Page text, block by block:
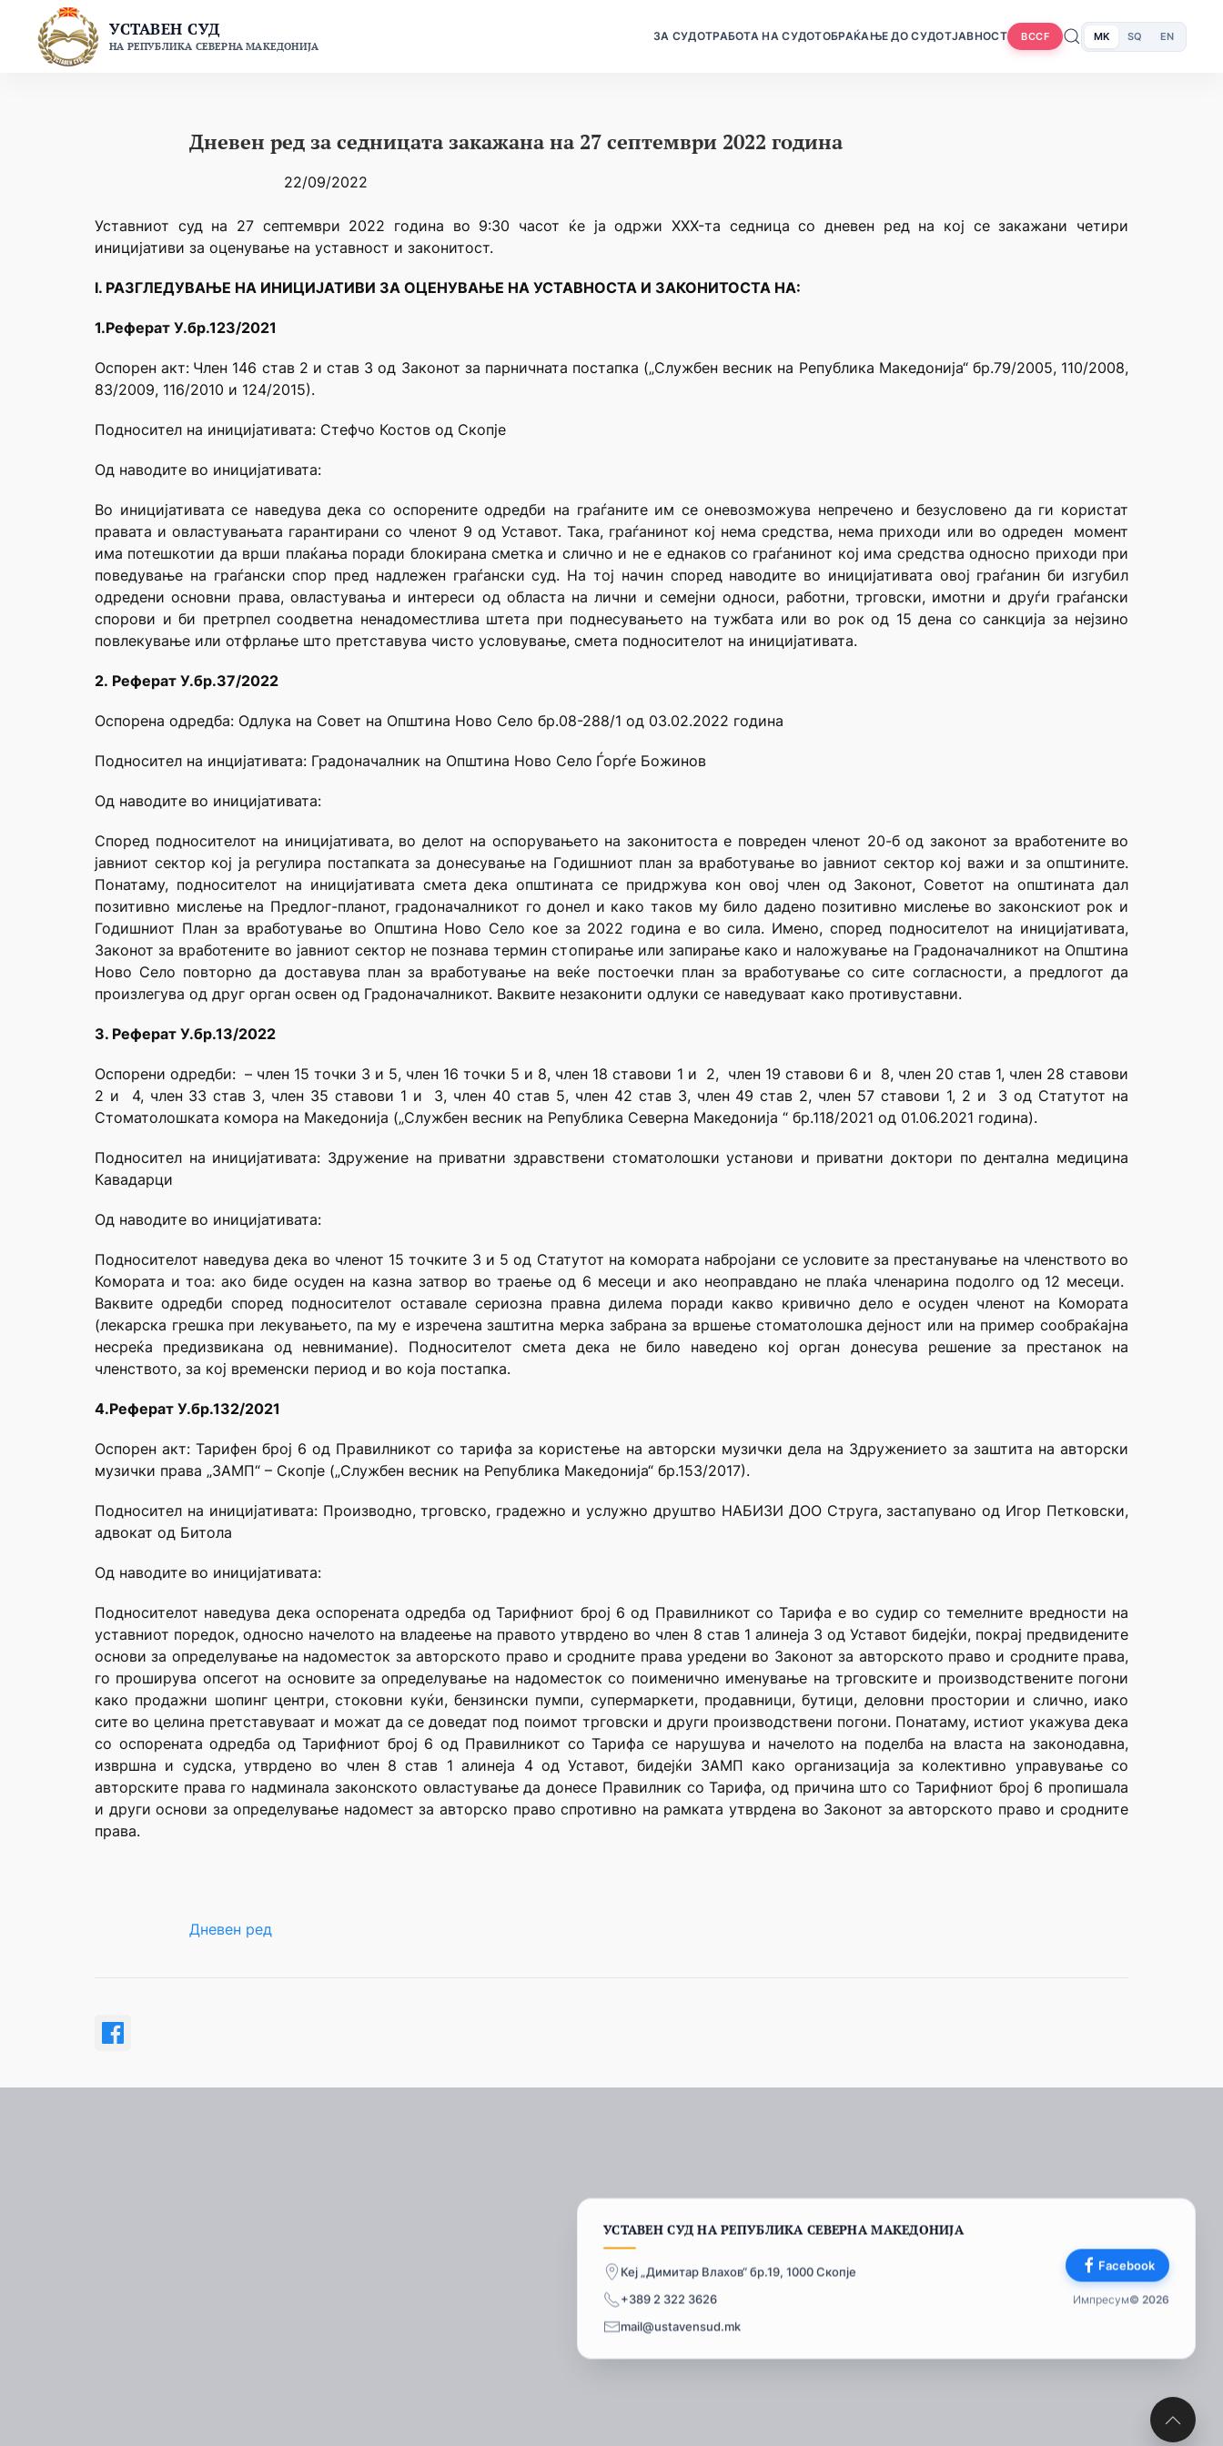
content
УСТАВЕН СУД
НА РЕПУБЛИКА СЕВЕРНА МАКЕДОНИЈА
ЗА СУДОТРАБОТА НА СУДОТОБРАЌАЊЕ ДО СУДОТЈАВНОСТ BCCF MK SQ EN
Дневен ред за седницата закажана на 27 септември 2022 година
22/09/2022
Уставниот суд на 27 септември 2022 година во 9:30 часот ќе ја одржи XXX-та седница со дневен ред на кој се закажани четири
иницијативи за оценување на уставност и законитост.
I. РАЗГЛЕДУВАЊЕ НА ИНИЦИЈАТИВИ ЗА ОЦЕНУВАЊЕ НА УСТАВНОСТА И ЗАКОНИТОСТА НА:
1.Реферат У.бр.123/2021
Оспорен акт: Член 146 став 2 и став 3 од Законот за парничната постапка („Службен весник на Република Македонија“ бр.79/2005, 110/2008,
83/2009, 116/2010 и 124/2015).
Подносител на иницијативата: Стефчо Костов од Скопје
Од наводите во иницијативата:
Во иницијативата се наведува дека со оспорените одредби на граѓаните им се оневозможува непречено и безусловено да ги користат
правата и овластувањата гарантирани со членот 9 од Уставот. Така, граѓанинот кој нема средства, нема приходи или во одреден момент
има потешкотии да врши плаќања поради блокирана сметка и слично и не е еднаков со граѓанинот кој има средства односно приходи при
поведување на граѓански спор пред надлежен граѓански суд. На тој начин според наводите во иницијативата овој граѓанин би изгубил
одредени основни права, овластувања и интереси од областа на лични и семејни односи, работни, трговски, имотни и друѓи граѓански
спорови и би претрпел соодветна ненадоместлива штета при поднесувањето на тужбата или во рок од 15 дена со санкција за нејзино
повлекување или отфрлање што претставува чисто условување, смета подносителот на иницијативата.
2. Реферат У.бр.37/2022
Оспорена одредба: Одлука на Совет на Општина Ново Село бр.08-288/1 од 03.02.2022 година
Подносител на инцијативата: Градоначалник на Општина Ново Село Ѓорѓе Божинов
Од наводите во иницијативата:
Според подносителот на иницијативата, во делот на оспорувањето на законитоста e повреден членот 20-б од законот за вработените во
јавниот сектор кој ја регулира постапката за донесување на Годишниот план за вработување во јавниот сектор кој важи и за општините.
Понатаму, подносителот на иницијативата смета дека општината се придржува кон овој член од Законот, Советот на општината дал
позитивно мислење на Предлог-планот, градоначалникот го донел и како таков му било дадено позитивно мислење во законскиот рок и
Годишниот План за вработување во Општина Ново Село кое за 2022 година е во сила. Имено, според подносителот на иницијативата,
Законот за вработените во јавниот сектор не познава термин стопирање или запирање како и наложување на Градоначалникот на Општина
Ново Село повторно да доставува план за вработување на веќе постоечки план за вработување со сите согласности, а предлогот да
произлегува од друг орган освен од Градоначалникот. Ваквите незаконити одлуки се наведуваат како противуставни.
3. Реферат У.бр.13/2022
Оспорени одредби: – член 15 точки 3 и 5, член 16 точки 5 и 8, член 18 ставови 1 и 2, член 19 ставови 6 и 8, член 20 став 1, член 28 ставови
2 и 4, член 33 став 3, член 35 ставови 1 и 3, член 40 став 5, член 42 став 3, член 49 став 2, член 57 ставови 1, 2 и 3 oд Статутот на
Стоматолошката комора на Македонија („Службен весник на Република Северна Македонија “ бр.118/2021 од 01.06.2021 година).
Подносител на иницијативата: Здружение на приватни здравствени стоматолошки установи и приватни доктори по дентална медицина
Кавадарци
Oд наводите во иницијативата:
Подносителот наведува дека во членот 15 точките 3 и 5 од Статутот на комората набројани се условите за престанување на членството во
Комората и тоа: ако биде осуден на казна затвор во траење од 6 месеци и ако неоправдано не плаќа членарина подолго од 12 месеци.
Ваквите одредби според подносителот оставале сериозна правна дилема поради какво кривично дело е осуден членот на Комората
(лекарска грешка при лекувањето, па му е изречена заштитна мерка забрана за вршење стоматолошка дејност или на пример сообраќајна
несреќа предизвикана од невнимание). Подносителот смета дека не било наведено кој орган донесува решение за престанок на
членството, за кој временски период и во која постапка.
4.Реферат У.бр.132/2021
Оспорен акт: Тарифен број 6 од Правилникот со тарифа за користење на авторски музички дела на Здружението за заштита на авторски
музички права „ЗАМП“ – Скопје („Службен весник на Република Македонија“ бр.153/2017).
Подносител на иницијативата: Производно, трговско, градежно и услужно друштво НАБИЗИ ДОО Струга, застапувано од Игор Петковски,
адвокат од Битола
Од наводите во иницијативата:
Подносителот наведува дека оспорената одредба од Тарифниот број 6 од Правилникот со Тарифа е во судир со темелните вредности на
уставниот поредок, односно начелото на владеење на правото утврдено во член 8 став 1 алинеја 3 од Уставот бидејќи, покрај предвидените
основи за определување на надоместок за авторското право и сродните права уредени во Законот за авторското право и сродните права,
го проширува опсегот на основите за определување на надоместок со поименично именување на трговските и производствените погони
како продажни шопинг центри, стоковни куќи, бензински пумпи, супермаркети, продавници, бутици, деловни простории и слично, иако
сите во целина претставуваат и можат да се доведат под поимот трговски и други производствени погони. Понатаму, истиот укажува дека
со оспорената одредба од Тарифниот број 6 од Правилникот со Тарифа се нарушува и начелото на поделба на власта на законодавна,
извршна и судска, утврдено во член 8 став 1 алинеја 4 од Уставот, бидејќи ЗАМП како организација за колективно управување со
авторските права го надминала законското овластување да донесе Правилник со Тарифа, од причина што со Тарифниот број 6 пропишала
и други основи за определување надомест за авторско право спротивно на рамката утврдена во Законот за авторското право и сродните
права.
Дневен ред
УСТАВЕН СУД НА РЕПУБЛИКА СЕВЕРНА МАКЕДОНИЈА
Кеј „Димитар Влахов“ бр.19, 1000 Скопје
+389 2 322 3626
mail@ustavensud.mk
Facebook
Импресум© 2026